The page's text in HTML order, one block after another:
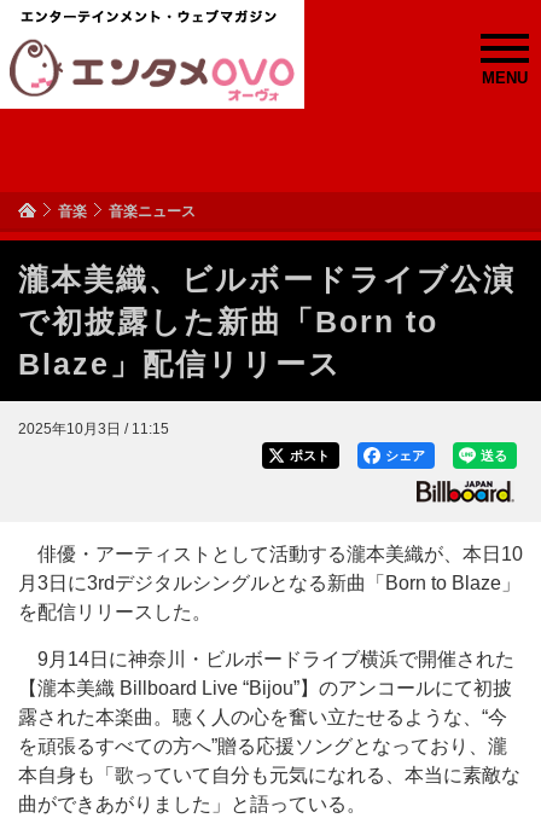
MENU
音楽 音楽ニュース
瀧本美織、ビルボードライブ公演
で初披露した新曲「Born to
Blaze」配信リリース
2025年10月3日 / 11:15
送る
シェア
ポスト
俳優・アーティストとして活動する瀧本美織が、本日10
月3日に3rdデジタルシングルとなる新曲「Born to Blaze」
を配信リリースした。
9月14日に神奈川・ビルボードライブ横浜で開催された
【瀧本美織 Billboard Live “Bijou”】のアンコールにて初披
露された本楽曲。聴く人の心を奮い立たせるような、“今
を頑張るすべての方へ”贈る応援ソングとなっており、瀧
本自身も「歌っていて自分も元気になれる、本当に素敵な
曲ができあがりました」と語っている。